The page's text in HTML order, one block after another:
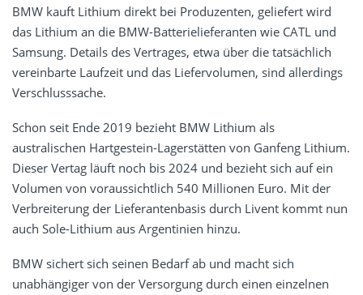
BMW kauft Lithium direkt bei Produzenten, geliefert wird
das Lithium an die BMW-Batterielieferanten wie CATL und
Samsung. Details des Vertrages, etwa über die tatsächlich
vereinbarte Laufzeit und das Liefervolumen, sind allerdings
Verschlusssache.
Schon seit Ende 2019 bezieht BMW Lithium als
australischen Hartgestein-Lagerstätten von Ganfeng Lithium.
Dieser Vertag läuft noch bis 2024 und bezieht sich auf ein
Volumen von voraussichtlich 540 Millionen Euro. Mit der
Verbreiterung der Lieferantenbasis durch Livent kommt nun
auch Sole-Lithium aus Argentinien hinzu.
BMW sichert sich seinen Bedarf ab und macht sich
unabhängiger von der Versorgung durch einen einzelnen